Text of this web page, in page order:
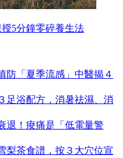
5分鐘零碎養生法
防「夏季流感」中醫揭４
足浴配方，消暑祛濕、消
退！痠痛是「低電量警
梨茶食譜，按３大穴位宣